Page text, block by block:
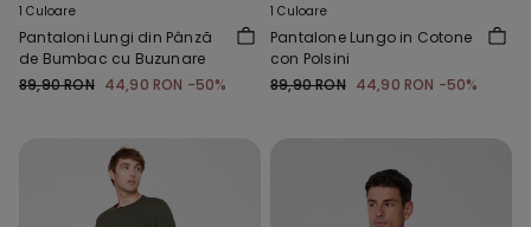
1 Culoare
Pantaloni Lungi din Pânză
de Bumbac cu Buzunare
89,90 RON 44,90 RON -50%
1 Culoare
Pantalone Lungo in Cotone
con Polsini
89,90 RON 44,90 RON -50%